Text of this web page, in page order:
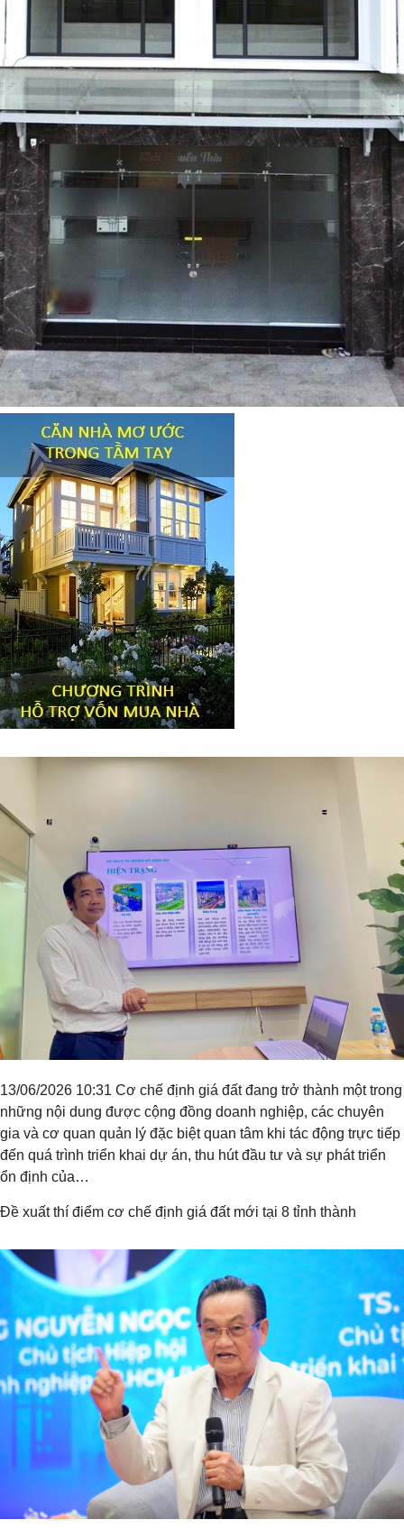
13/06/2026 10:31 Cơ chế định giá đất đang trở thành một trong
những nội dung được cộng đồng doanh nghiệp, các chuyên
gia và cơ quan quản lý đặc biệt quan tâm khi tác động trực tiếp
đến quá trình triển khai dự án, thu hút đầu tư và sự phát triển
ổn định của…
Đề xuất thí điểm cơ chế định giá đất mới tại 8 tỉnh thành